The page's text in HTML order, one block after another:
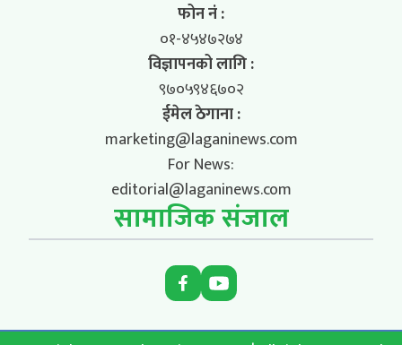
फोन नं :
०१-४५४७२७४
विज्ञापनको लागि :
९७०५९४६७०२
ईमेल ठेगाना :
marketing@laganinews.com
For News:
editorial@laganinews.com
सामाजिक संजाल